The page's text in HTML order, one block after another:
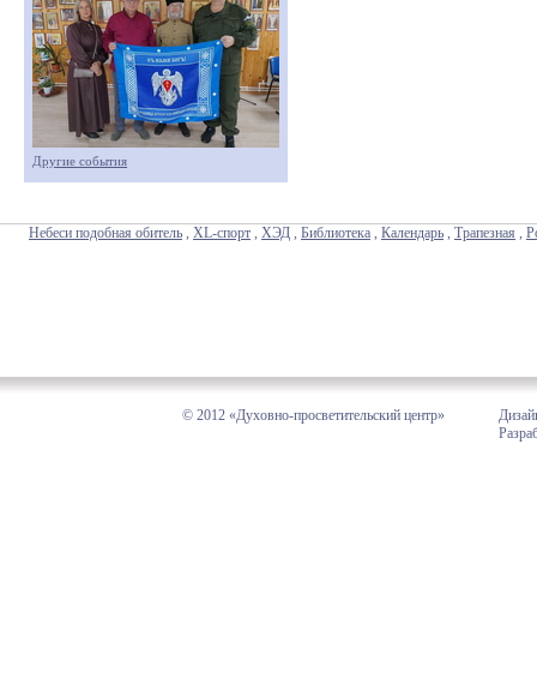
Другие события
Небеси подобная обитель , XL-спорт , ХЭД , Библиотека , Календарь , Трапезная ,
© 2012 «Духовно-просветительский центр»